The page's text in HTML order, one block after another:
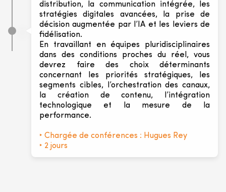
distribution, la communication intégrée, les
stratégies digitales avancées, la prise de
décision augmentée par l’IA et les leviers de
fidélisation.
En travaillant en équipes pluridisciplinaires
dans des conditions proches du réel, vous
devrez faire des choix déterminants
concernant les priorités stratégiques, les
segments cibles, l’orchestration des canaux,
la création de contenu, l’intégration
technologique et la mesure de la
performance.
‣ Chargée de conférences : Hugues Rey
‣ 2 jours